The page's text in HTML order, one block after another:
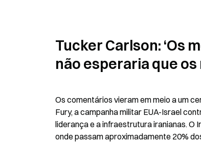
Tucker Carlson: ‘Os
não esperaria que
Os comentários vieram em meio a um
Fury, a campanha militar EUA-Israel
liderança e a infraestrutura iranianas. O
onde passam aproximadamente 20%